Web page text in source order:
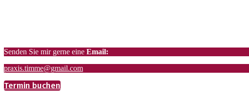
Senden Sie mir gerne eine Email:
praxis.timme@gmail.com
Termin buchen